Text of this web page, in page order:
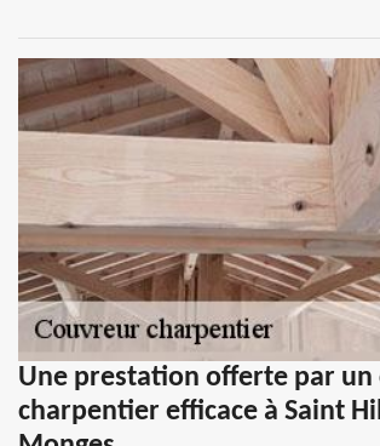
Une prestation offerte par un
charpentier efficace à Saint